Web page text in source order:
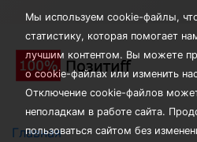
Главная
Мы используем cookie-файлы,
статистику, которая помогает
лучшим контентом. Вы можете
о cookie-файлах или изменить
Отключение cookie-файлов
неполадкам в работе сайта.
пользоваться сайтом без